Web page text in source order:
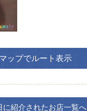
ップでルート表示
に紹介されたお店一覧へ